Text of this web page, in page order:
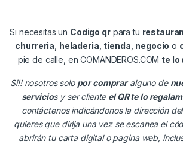
Si necesitas un Codigo qrpara tu
churreria heladeria tienda negocio o
pie de calle, en COMANDEROS.COM te lo
Si!! nosotros solo por compraralguno de
servicios y ser cliente el QR te lo
contáctenos indicándonos la dirección
quieres que dirija una vez se escanea el
abrirán tu carta digital o pagina web,